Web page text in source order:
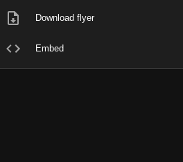
Download flyer
Embed